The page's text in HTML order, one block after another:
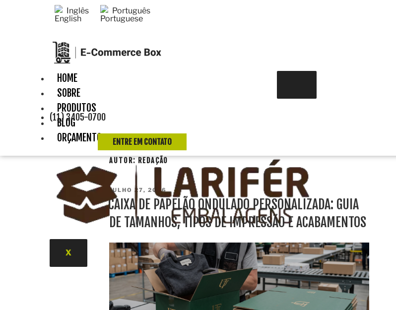
Inglês Português
HOME
SOBRE
PRODUTOS
BLOG
ORÇAMENTO
X
(11) 3405-0700
ENTRE EM CONTATO
AUTOR: REDAÇÃO
PUBLICADO
EM
JULHO 27, 2026
CAIXA DE PAPELÃO ONDULADO PERSONALIZADA: GUIA
DE TAMANHOS, TIPOS DE IMPRESSÃO E ACABAMENTOS